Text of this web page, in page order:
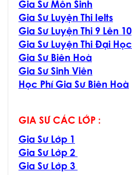
Gia Sư Môn Sinh
Gia Sư Luyện Thi Ielts
Gia Sư Luyện Thi 9 Lên 10
Gia Sư Luyện Thi Đại Học
Gia Sư Biên Hoà
Gia Sư Sinh Viên
Học Phí Gia Sư Biên Hoà
GIA SƯ CÁC LỚP :
Gia Sư Lớp 1
Gia Sư Lớp 2
Gia Sư Lớp 3